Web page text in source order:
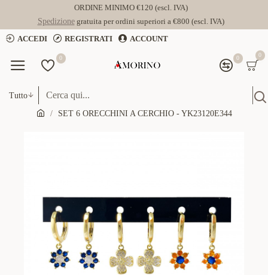
ORDINE MINIMO €120 (escl. IVA)
Spedizionegratuita per ordini superiori a €800 (escl. IVA)
ACCEDI
REGISTRATI ACCOUNT
0 0 0
Tutto
SET 6 ORECCHINI A CERCHIO - YK23120E344